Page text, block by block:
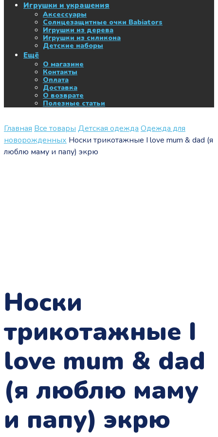
Игрушки и украшения
Аксессуары
Солнцезащитные очки Babiators
Игрушки из дерева
Игрушки из силикона
Детские наборы
Ещё
О магазине
Контакты
Оплата
Доставка
О возврате
Полезные статьи
Главная Все товары Детская одежда Одежда для
новорожденных Носки трикотажные I love mum & dad (я
люблю маму и папу) экрю
Носки
трикотажные I
love mum & dad
(я люблю маму
и папу) экрю